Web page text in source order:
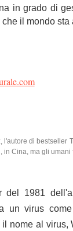
in grado di
il mondo sta
di bestseller
Cina, ma gli umani
del 1981
un virus
nome al virus,